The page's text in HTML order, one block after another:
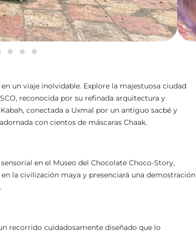
un viaje inolvidable. Explore la majestuosa ciudad
reconocida por su refinada arquitectura y
conectada a Uxmal por un antiguo sacbé y
con cientos de máscaras Chaak.
en el Museo del Chocolate Choco-Story,
la civilización maya y presenciará una demostración
recorrido cuidadosamente diseñado que lo